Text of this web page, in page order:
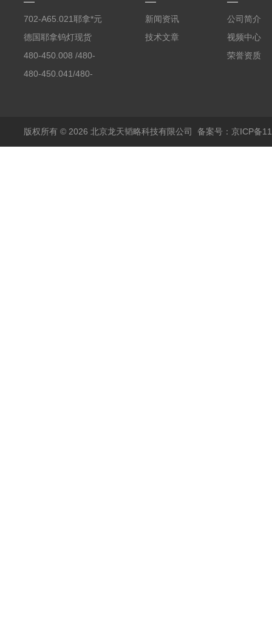
702-A65.021耶拿*元
素分析仪反应罐
德国耶拿钨灯现货
480-450.008 /480-
450.008C耶拿镉Cd空
480-450.041/480-
包邮
新闻资讯
技术文章
公司简介
视频中心
荣誉资质
版权所有 © 2026 北京龙天韬略科技有限公司 备案号：京ICP备